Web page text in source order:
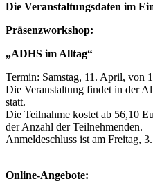
Die Veranstaltungsdaten im
Präsenzworkshop:
„ADHS im Alltag“
Termin: Samstag, 11. April, von
Die Veranstaltung findet in der
statt.
Die Teilnahme kostet ab 56,10
der Anzahl der Teilnehmenden.
Anmeldeschluss ist am Freitag,
Online-Angebote: